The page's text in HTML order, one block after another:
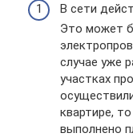
В сети
Это может
случае уже
участках
квартире,
выполнено